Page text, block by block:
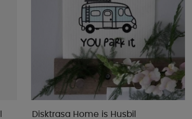
Disktrasa Home is Husbil